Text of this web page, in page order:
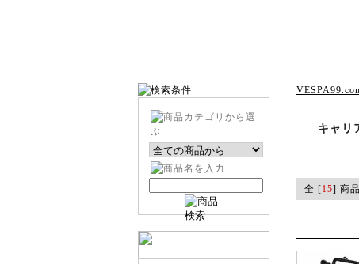
キャリ
全 [15] 商